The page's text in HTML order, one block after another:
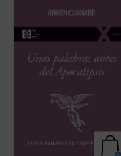
últimas décadas del siglo XX, el dominico
en un mundo firme y tranquilizador que, de
modo casi repentino, se ha hundido en el